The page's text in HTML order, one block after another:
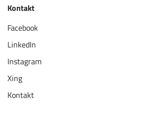
Kontakt
Facebook
LinkedIn
Instagram
Xing
Kontakt